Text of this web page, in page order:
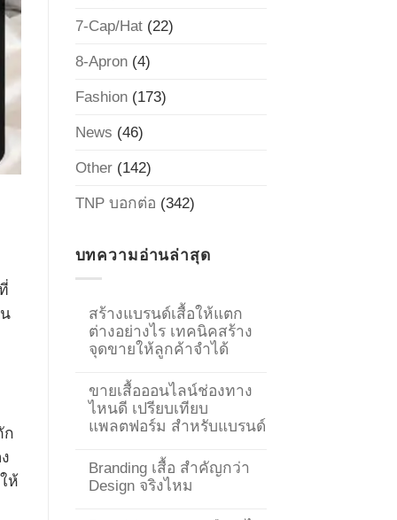
ก
ห้
7-Cap/Hat(22)
8-Apron(4)
Fashion(173)
News (46)
Other(142)
TNP บอกต่อ (342)
บทความอ่านล่าสุด
สร้างแบรนด์เสื้อให้แตก
ต่างอย่างไร เทคนิคสร้าง
จุดขายให้ลูกค้าจำได้
ขายเสื้อออนไลน์ช่องทาง
ไหนดี เปรียบเทียบ
แพลตฟอร์ม สำหรับแบรนด์
Branding เสื้อ สำคัญกว่า
Design จริงไหม